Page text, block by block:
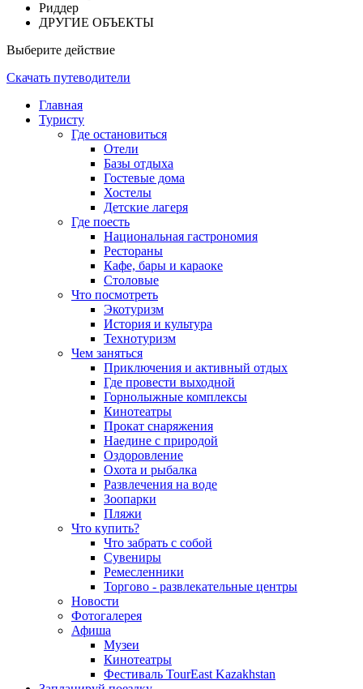
Риддер
ДРУГИЕ ОБЪЕКТЫ
Выберите действие
Скачать путеводители
Главная
Туристу
Где остановиться
Отели
Базы отдыха
Гостевые дома
Хостелы
Детские лагеря
Где поесть
Национальная гастрономия
Рестораны
Кафе, бары и караоке
Столовые
Что посмотреть
Экотуризм
История и культура
Технотуризм
Чем заняться
Приключения и активный отдых
Где провести выходной
Горнолыжные комплексы
Кинотеатры
Прокат снаряжения
Наедине с природой
Оздоровление
Охота и рыбалка
Развлечения на воде
Зоопарки
Пляжи
Что купить?
Что забрать с собой
Сувениры
Ремесленники
Торгово - развлекательные центры
Новости
Фотогалерея
Афиша
Музеи
Кинотеатры
Фестиваль TourEast Kazakhstan